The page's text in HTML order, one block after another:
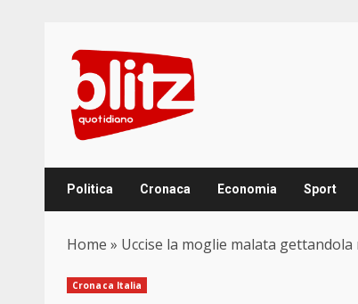
content
Politica Cronaca Economia Sport
Home » Uccise la moglie malata
Cronaca Italia